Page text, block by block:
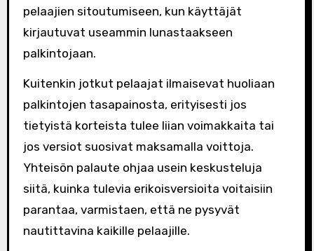
pelaajien sitoutumiseen, kun käyttäjät
kirjautuvat useammin lunastaakseen
palkintojaan.
Kuitenkin jotkut pelaajat ilmaisevat huoliaan
palkintojen tasapainosta, erityisesti jos
tietyistä korteista tulee liian voimakkaita tai
jos versiot suosivat maksamalla voittoja.
Yhteisön palaute ohjaa usein keskusteluja
siitä, kuinka tulevia erikoisversioita voitaisiin
parantaa, varmistaen, että ne pysyvät
nautittavina kaikille pelaajille.